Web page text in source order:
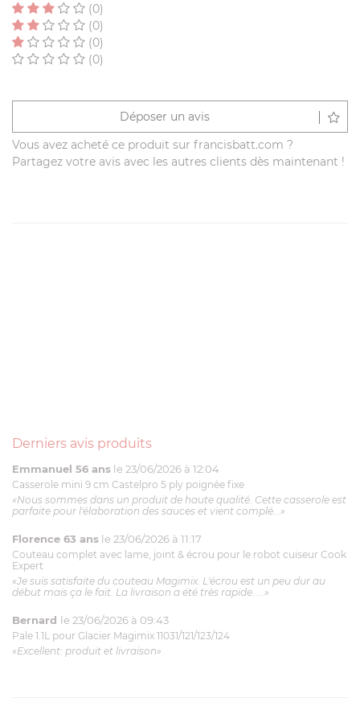
(0)
(0)
(0)
(0)
Déposer un avis
Vous avez acheté ce produit sur francisbatt.com ?
Partagez votre avis avec les autres clients dès maintenant !
Derniers avis produits
Emmanuel 56 ans le 23/06/2026 à 12:04
Casserole mini 9 cm Castelpro 5 ply poignée fixe
«Nous sommes dans un produit de haute qualité. Cette casserole est
parfaite pour l'élaboration des sauces et vient complé...»
Florence 63 ans le 23/06/2026 à 11:17
Couteau complet avec lame, joint & écrou pour le robot cuiseur Cook
Expert
«Je suis satisfaite du couteau Magimix. L'écrou est un peu dur au
début mais ça le fait. La livraison a été très rapide. ...»
Bernard le 23/06/2026 à 09:43
Pale 1.1L pour Glacier Magimix 11031/121/123/124
«Excellent: produit et livraison»